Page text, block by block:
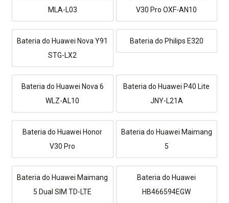
MLA-L03
V30 Pro OXF-AN10
Bateria do Huawei Nova Y91
STG-LX2
Bateria do Philips E320
Bateria do Huawei Nova 6
WLZ-AL10
Bateria do Huawei P40 Lite
JNY-L21A
Bateria do Huawei Honor
V30 Pro
Bateria do Huawei Maimang
5
Bateria do Huawei Maimang
5 Dual SIM TD-LTE
Bateria do Huawei
HB466594EGW